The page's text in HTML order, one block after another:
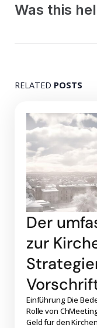
Was this
RELATED POSTS
Der
zur
Einführung Die
Rolle von
Geld für den